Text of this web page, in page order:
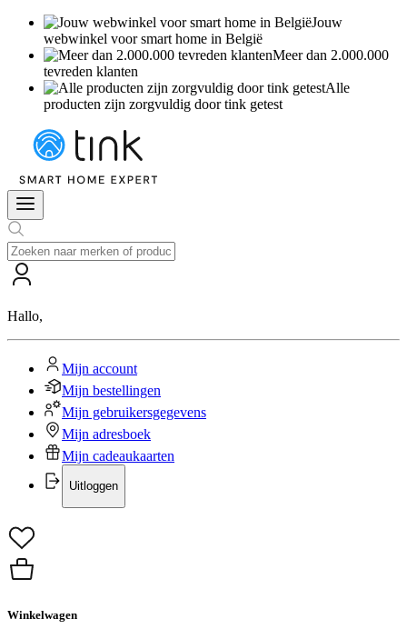
Jouw
webwinkel voor smart home in België
Meer dan 2.000.000
tevreden klanten
Alle
producten zijn zorgvuldig door tink getest
Hallo,
Mijn account
Mijn bestellingen
Mijn gebruikersgegevens
Mijn adresboek
Mijn cadeaukaarten
Uitloggen
Winkelwagen